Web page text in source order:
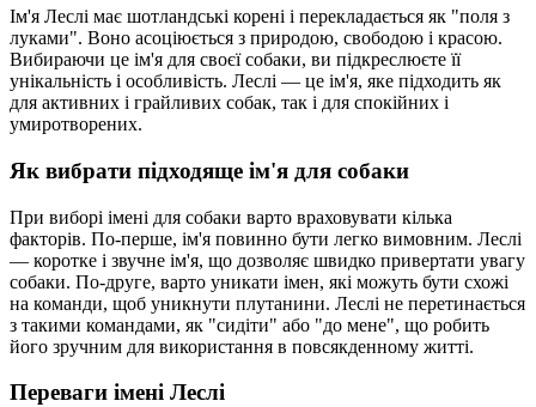
Ім'я Леслі має шотландські корені і перекладається як "поля з
луками". Воно асоціюється з природою, свободою і красою.
Вибираючи це ім'я для своєї собаки, ви підкреслюєте її
унікальність і особливість. Леслі — це ім'я, яке підходить як
для активних і грайливих собак, так і для спокійних і
умиротворених.
Як вибрати підходяще ім'я для собаки
При виборі імені для собаки варто враховувати кілька
факторів. По-перше, ім'я повинно бути легко вимовним. Леслі
— коротке і звучне ім'я, що дозволяє швидко привертати увагу
собаки. По-друге, варто уникати імен, які можуть бути схожі
на команди, щоб уникнути плутанини. Леслі не перетинається
з такими командами, як "сидіти" або "до мене", що робить
його зручним для використання в повсякденному житті.
Переваги імені Леслі